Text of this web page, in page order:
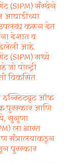
(SIPM) संस्थेने
आघाडीच्या
उपलब्ध करून देत
देशात व
आहे.
(SIPM) मध्ये
पोल्ट्री
विकसित
इन्स्टिट्यूट ऑफ
पुरस्कार आणि
सुगुणा
ला भारत
मंत्रालयाकडून
पुरस्कार